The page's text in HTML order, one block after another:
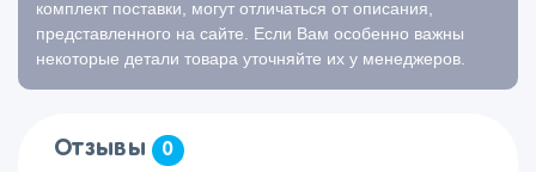
комплект поставки, могут отличаться от описания,
представленного на сайте. Если Вам особенно важны
некоторые детали товара уточняйте их у менеджеров.
Отзывы 0